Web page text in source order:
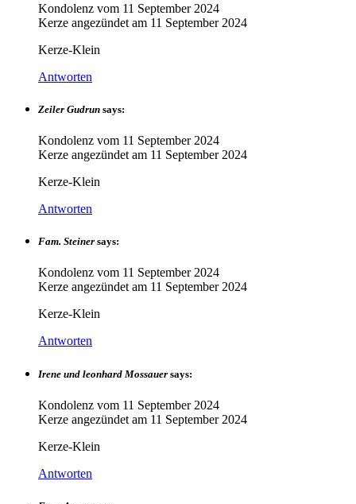
Kondolenz vom 11 September 2024
Kerze angezündet am 11 September 2024
Kerze-Klein
Antworten
Zeiler Gudrun says:
Kondolenz vom 11 September 2024
Kerze angezündet am 11 September 2024
Kerze-Klein
Antworten
Fam. Steiner says:
Kondolenz vom 11 September 2024
Kerze angezündet am 11 September 2024
Kerze-Klein
Antworten
Irene und leonhard Mossauer says:
Kondolenz vom 11 September 2024
Kerze angezündet am 11 September 2024
Kerze-Klein
Antworten